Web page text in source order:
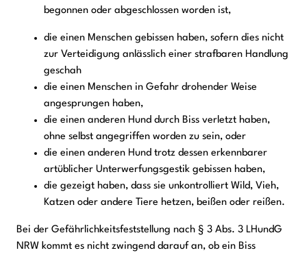
begonnen oder abgeschlossen worden ist,
die einen Menschen gebissen haben, sofern dies nicht
zur Verteidigung anlässlich einer strafbaren Handlung
geschah
die einen Menschen in Gefahr drohender Weise
angesprungen haben,
die einen anderen Hund durch Biss verletzt haben,
ohne selbst angegriffen worden zu sein, oder
die einen anderen Hund trotz dessen erkennbarer
artüblicher Unterwerfungsgestik gebissen haben,
die gezeigt haben, dass sie unkontrolliert Wild, Vieh,
Katzen oder andere Tiere hetzen, beißen oder reißen.
Bei der Gefährlichkeitsfeststellung nach § 3 Abs. 3 LHundG
NRW kommt es nicht zwingend darauf an, ob ein Biss